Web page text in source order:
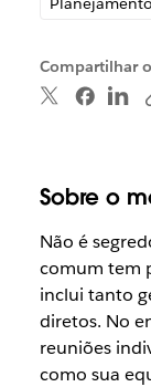
Compartilhar
Sobre o
Não é
comum tem
inclui tanto
diretos. No
reuniões
como sua